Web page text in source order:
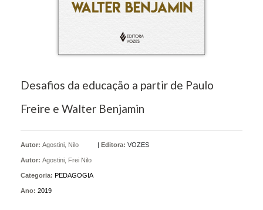
Desafios da educação a partir de Paulo
Freire e Walter Benjamin
Autor: Agostini, Nilo
Autor: Agostini, Frei Nilo
Editora: VOZES
Categoria: PEDAGOGIA
Ano: 2019